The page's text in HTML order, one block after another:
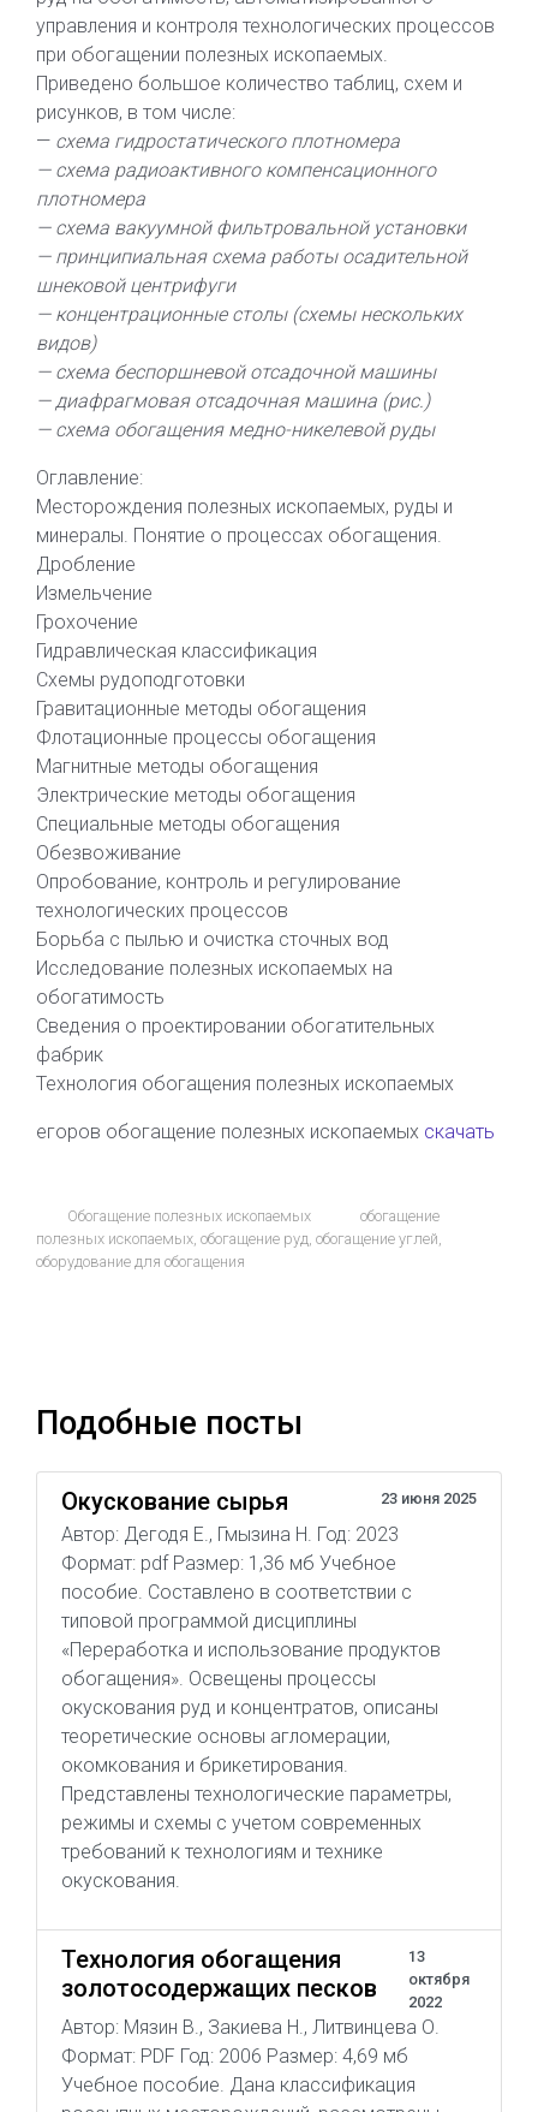
управления и контроля технологических процессов
при обогащении полезных ископаемых.
Приведено большое количество таблиц, схем и
рисунков, в том числе:
— схема гидростатического плотномера
— схема радиоактивного компенсационного
плотномера
— схема вакуумной фильтровальной установки
— принципиальная схема работы осадительной
шнековой центрифуги
— концентрационные столы (схемы нескольких
видов)
— схема беспоршневой отсадочной машины
— диафрагмовая отсадочная машина (рис.)
— схема обогащения медно-никелевой руды
Оглавление:
Месторождения полезных ископаемых, руды и
минералы. Понятие о процессах обогащения.
Дробление
Измельчение
Грохочение
Гидравлическая классификация
Схемы рудоподготовки
Гравитационные методы обогащения
Флотационные процессы обогащения
Магнитные методы обогащения
Электрические методы обогащения
Специальные методы обогащения
Обезвоживание
Опробование, контроль и регулирование
технологических процессов
Борьба с пылью и очистка сточных вод
Исследование полезных ископаемых на
обогатимость
Сведения о проектировании обогатительных
фабрик
Технология обогащения полезных ископаемых
егоров обогащение полезных ископаемых скачать
Обогащение полезных ископаемых
обогащение
полезных ископаемых, обогащение руд, обогащение углей,
оборудование для обогащения
Подобные посты
Окускование сырья 23 июня 2025
Автор: Дегодя Е., Гмызина Н. Год: 2023
Формат: pdf Размер: 1,36 мб Учебное
пособие. Составлено в соответствии с
типовой программой дисциплины
«Переработка и использование продуктов
обогащения». Освещены процессы
окускования руд и концентратов, описаны
теоретические основы агломерации,
окомкования и брикетирования.
Представлены технологические параметры,
режимы и схемы с учетом современных
требований к технологиям и технике
окускования.
Технология обогащения
золотосодержащих песков
13
октября
2022
Автор: Мязин В., Закиева Н., Литвинцева О.
Формат: PDF Год: 2006 Размер: 4,69 мб
Учебное пособие. Дана классификация